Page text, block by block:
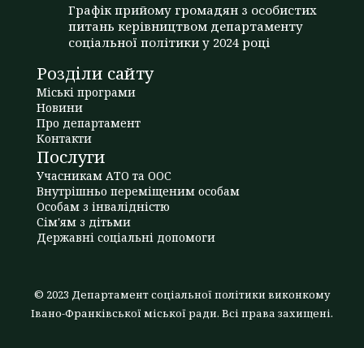
Графік прийому громадян з особистих
питань керівництвом департаменту
соціальної політики у 2024 році
Розділи сайту
Міські програми
Новини
Про департамент
Контакти
Послуги
Учасникам АТО та ООС
Внутрішньо переміщеним особам
Особам з інвалідністю
Сім'ям з дітьми
Державні соціальні допомоги
© 2023 Департамент соціальної політики виконкому
Івано-Франківської міської ради. Всі права захищені.